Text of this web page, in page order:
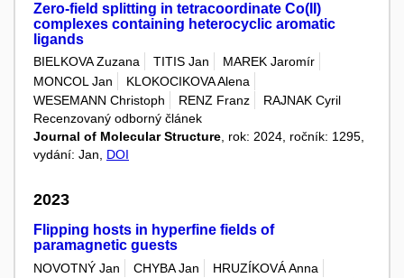
Zero-field splitting in tetracoordinate Co(II)
complexes containing heterocyclic aromatic
ligands
BIELKOVA Zuzana TITIS Jan
MAREK Jaromír
MONCOL Jan
KLOKOCIKOVA Alena
WESEMANN Christoph
RENZ Franz
RAJNAK Cyril
Recenzovaný odborný článek
Journal of Molecular Structure , rok: 2024, ročník: 1295,
vydání: Jan, DOI
2023
Flipping hosts in hyperfine fields of
paramagnetic guests
NOVOTNÝ Jan CHYBA Jan
HRUZÍKOVÁ Anna